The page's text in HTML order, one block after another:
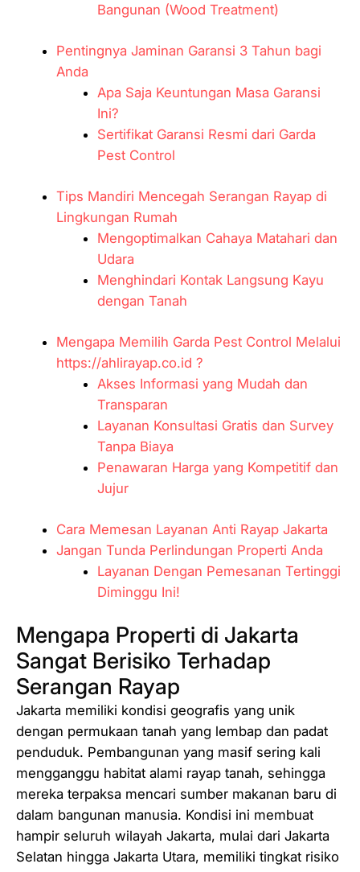
Bangunan (Wood Treatment)
Pentingnya Jaminan Garansi 3 Tahun bagi
Anda
Apa Saja Keuntungan Masa Garansi
Ini?
Sertifikat Garansi Resmi dari Garda
Pest Control
Tips Mandiri Mencegah Serangan Rayap di
Lingkungan Rumah
Mengoptimalkan Cahaya Matahari dan
Udara
Menghindari Kontak Langsung Kayu
dengan Tanah
Mengapa Memilih Garda Pest Control Melalui
https://ahlirayap.co.id ?
Akses Informasi yang Mudah dan
Transparan
Layanan Konsultasi Gratis dan Survey
Tanpa Biaya
Penawaran Harga yang Kompetitif dan
Jujur
Cara Memesan Layanan Anti Rayap Jakarta
Jangan Tunda Perlindungan Properti Anda
Layanan Dengan Pemesanan Tertinggi
Diminggu Ini!
Mengapa Properti di Jakarta
Sangat Berisiko Terhadap
Serangan Rayap
Jakarta memiliki kondisi geografis yang unik
dengan permukaan tanah yang lembap dan padat
penduduk. Pembangunan yang masif sering kali
mengganggu habitat alami rayap tanah, sehingga
mereka terpaksa mencari sumber makanan baru di
dalam bangunan manusia. Kondisi ini membuat
hampir seluruh wilayah Jakarta, mulai dari Jakarta
Selatan hingga Jakarta Utara, memiliki tingkat risiko